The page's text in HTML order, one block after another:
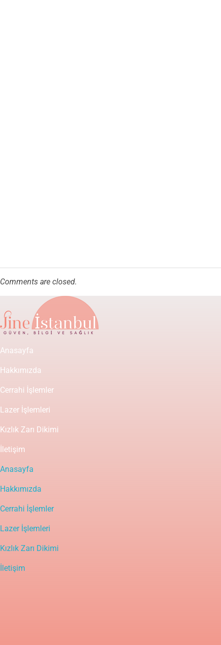
Comments are closed.
Anasayfa
Hakkımızda
Cerrahi İşlemler
Lazer İşlemleri
Kızlık Zarı Dikimi
İletişim
Anasayfa
Hakkımızda
Cerrahi İşlemler
Lazer İşlemleri
Kızlık Zarı Dikimi
İletişim